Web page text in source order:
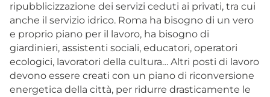
ripubblicizzazione dei servizi ceduti ai privati, tra cui
anche il servizio idrico. Roma ha bisogno di un vero
e proprio piano per il lavoro, ha bisogno di
giardinieri, assistenti sociali, educatori, operatori
ecologici, lavoratori della cultura… Altri posti di lavoro
devono essere creati con un piano di riconversione
energetica della città, per ridurre drasticamente le